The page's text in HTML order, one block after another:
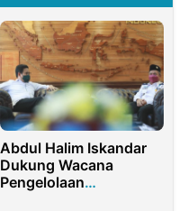
Abdul Halim Iskandar
Dukung Wacana
Pengelolaan